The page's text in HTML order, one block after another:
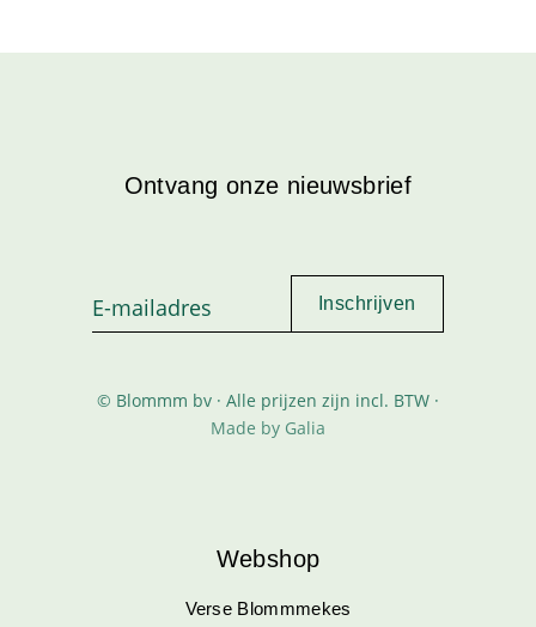
Ontvang onze nieuwsbrief
© Blommm bv · Alle prijzen zijn incl. BTW ·
Made by Galia
Webshop
Verse Blommmekes